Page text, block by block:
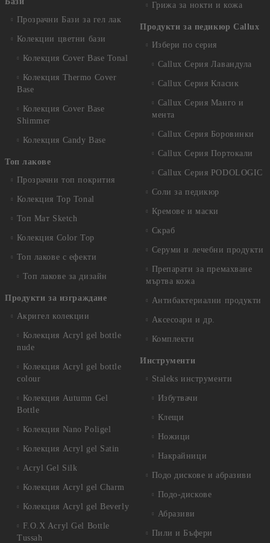
Прозрачни Бази за гел лак
Колекции цветни бази
Колекция Cover Base Tonal
Колекция Thermo Cover
Base
Колекция Cover Base
Shimmer
Колекция Candy Base
Топ лакове
Прозрачни топ покрития
Колекция Top Tonal
Топ Мат Sketch
Колекция Color Top
Топ лакове с ефекти
Топ лакове за дизайн
Продукти за изграждане
Акригел колекции
Колекция Acryl gel bottle
nude
Колекция Acryl gel bottle
colour
Колекция Autumn Gel
Bottle
Колекция Nano Poligel
Колекция Acryl gel Satin
Acryl Gel Silk
Колекция Acryl gel Charm
Колекция Acryl gel Beverly
F.O.X Acryl Gel Bottle
Tussah
Грижа за нокти и кожа
Продукти за педикюр Callux
Избери по серия
Callux Серия Лавандула
Callux Серия Класик
Callux Серия Манго и
мента
Callux Серия Боровинки
Callux Серия Портокали
Callux Серия PODOLOGIC
Соли за педикюр
Кремове и маски
Скраб
Серуми и лечебни продукти
Препарати за премахване
мъртва кожа
Антибактериални продукти
Аксесоари и др.
Комплекти
Инструменти
Staleks инструменти
Избутвачи
Клещи
Ножици
Накрайници
Подо дискове и абразиви
Подо-дискове
Абразиви
Пили и Бъфери